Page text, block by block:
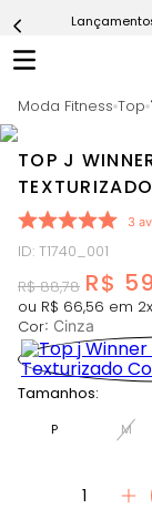
Moda Fitness Top
TOP J
3
ID: T1740_001
R$ 88,78 R$
ou R$ 66,56 em 2
Cor: Cinza
Tamanhos:
P M
1
Short
7º Conjunto
9º Ultimate
10ºMacaquinho